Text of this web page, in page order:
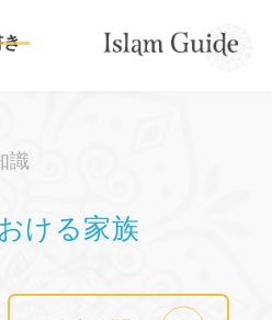
識
ける家族